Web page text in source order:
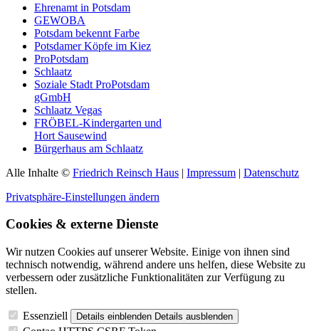
Ehrenamt in Potsdam
GEWOBA
Potsdam bekennt Farbe
Potsdamer Köpfe im Kiez
ProPotsdam
Schlaatz
Soziale Stadt ProPotsdam
gGmbH
Schlaatz Vegas
FRÖBEL-Kindergarten und
Hort Sausewind
Bürgerhaus am Schlaatz
Alle Inhalte © Friedrich Reinsch Haus | Impressum | Datenschutz
Privatsphäre-Einstellungen ändern
Cookies & externe Dienste
Wir nutzen Cookies auf unserer Website. Einige von ihnen sind
technisch notwendig, während andere uns helfen, diese Website zu
verbessern oder zusätzliche Funktionalitäten zur Verfügung zu
stellen.
Essenziell Details einblenden Details ausblenden